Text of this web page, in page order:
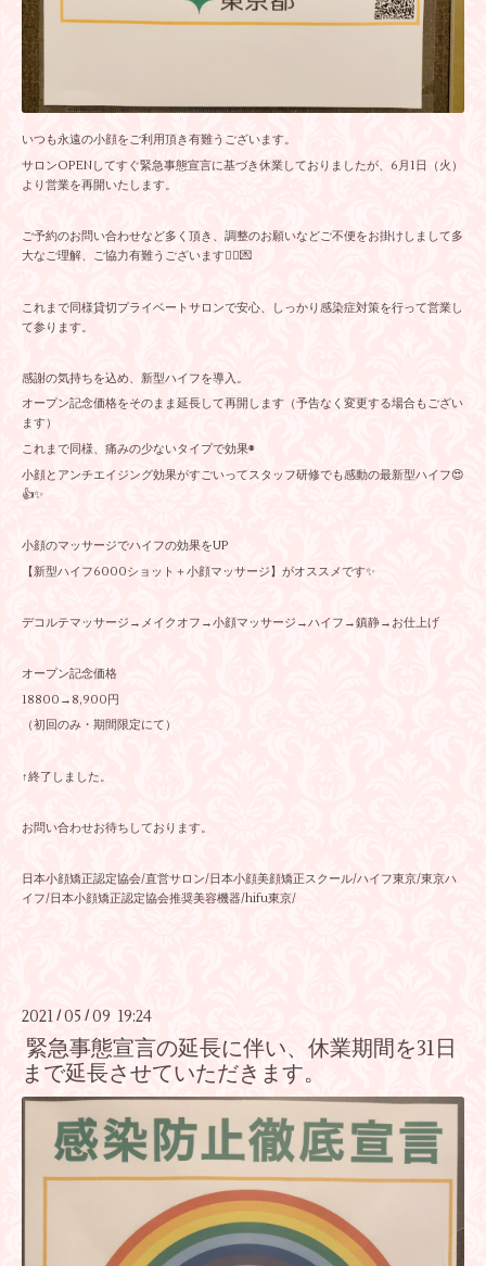
いつも永遠の小顔をご利用頂き有難うございます。
サロンOPENしてすぐ緊急事態宣言に基づき休業しておりましたが、6月1日（火）
より営業を再開いたします。
ご予約のお問い合わせなど多く頂き、調整のお願いなどご不便をお掛けしまして多
大なご理解、ご協力有難うございます🙇‍♀️💌
これまで同様貸切プライベートサロンで安心、しっかり感染症対策を行って営業し
て参ります。
感謝の気持ちを込め、新型ハイフを導入。
オープン記念価格をそのまま延長して再開します（予告なく変更する場合もござい
ます）
これまで同様、痛みの少ないタイプで効果◉
小顔とアンチエイジング効果がすごいってスタッフ研修でも感動の最新型ハイフ😍
👍✨
小顔のマッサージでハイフの効果をUP
【新型ハイフ6000ショット＋小顔マッサージ】がオススメです✨
デコルテマッサージ→メイクオフ→小顔マッサージ→ハイフ→鎮静→お仕上げ
オープン記念価格
18800→8,900円
（初回のみ・期間限定にて）
↑終了しました。
お問い合わせお待ちしております。
日本小顔矯正認定協会/直営サロン/日本小顔美顔矯正スクール/ハイフ東京/東京ハ
イフ/日本小顔矯正認定協会推奨美容機器/hifu東京/
2021 /05 /09 19:24
緊急事態宣言の延長に伴い、休業期間を31日
まで延長させていただきます。